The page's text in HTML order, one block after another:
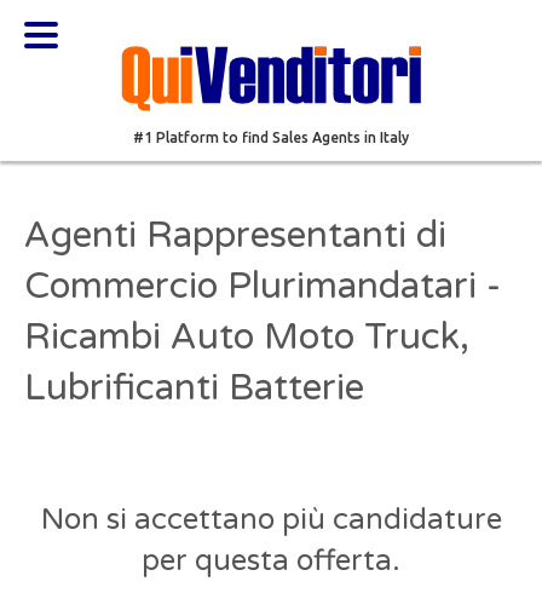
#1 Platform to find Sales Agents in Italy
Agenti Rappresentanti di
Commercio Plurimandatari -
Ricambi Auto Moto Truck,
Lubrificanti Batterie
Non si accettano più candidature
per questa offerta.